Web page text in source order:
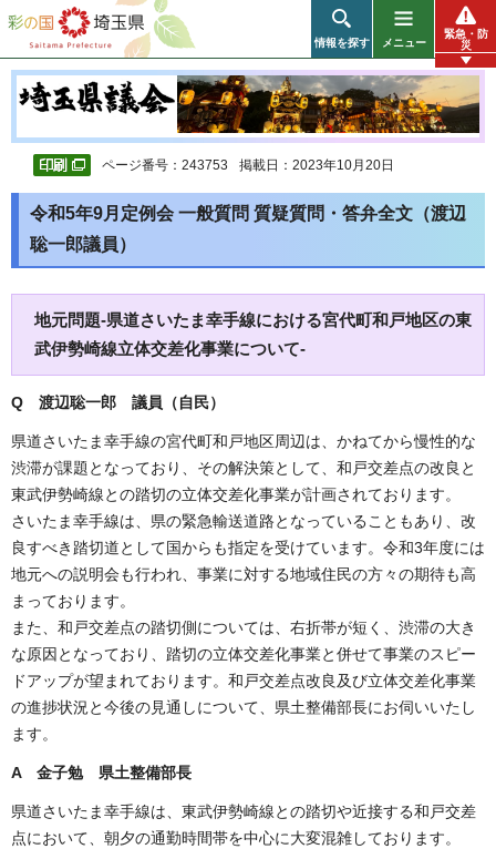
彩の国 埼玉県
情報を探す メニュー
緊急・防
災
ページ番号：243753 掲載日：2023年10月20日
令和5年9月定例会 一般質問 質疑質問・答弁全文（渡辺
聡一郎議員）
地元問題-県道さいたま幸手線における宮代町和戸地区の東
武伊勢崎線立体交差化事業について-
Q 渡辺聡一郎 議員（自民）
県道さいたま幸手線の宮代町和戸地区周辺は、かねてから慢性的な
渋滞が課題となっており、その解決策として、和戸交差点の改良と
東武伊勢崎線との踏切の立体交差化事業が計画されております。
さいたま幸手線は、県の緊急輸送道路となっていることもあり、改
良すべき踏切道として国からも指定を受けています。令和3年度には
地元への説明会も行われ、事業に対する地域住民の方々の期待も高
まっております。
また、和戸交差点の踏切側については、右折帯が短く、渋滞の大き
な原因となっており、踏切の立体交差化事業と併せて事業のスピー
ドアップが望まれております。和戸交差点改良及び立体交差化事業
の進捗状況と今後の見通しについて、県土整備部長にお伺いいたし
ます。
A 金子勉 県土整備部長
県道さいたま幸手線は、東武伊勢崎線との踏切や近接する和戸交差
点において、朝夕の通勤時間帯を中心に大変混雑しております。